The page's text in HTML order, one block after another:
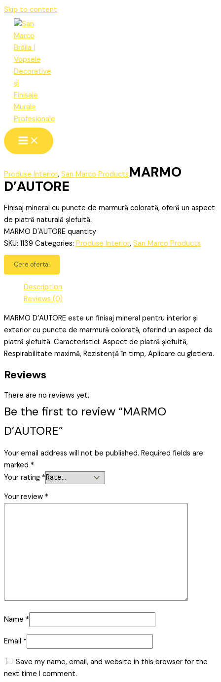
Skip to content
Produse Interior, San Marco ProductsMARMO
D’AUTORE
Finisaj mineral cu puncte de marmură colorată, oferă un aspect
de piatră naturală șlefuită.
MARMO D'AUTORE quantity
SKU: 1139 Categories: Produse Interior, San Marco Products
Cere oferta!
Description
Reviews (0)
MARMO D’AUTORE este un finisaj mineral pentru interior și
exterior cu puncte de marmură colorată, oferind un aspect de
piatră șlefuită. Caracteristici: Aspect de piatră șlefuită,
Respirabilitate maximă, Rezistență în timp, Aplicare cu gletiera.
Reviews
There are no reviews yet.
Be the first to review “MARMO
D’AUTORE”
Your email address will not be published. Required fields are
marked *
Your rating *
Your review *
Name *
Email *
Save my name, email, and website in this browser for the
next time I comment.